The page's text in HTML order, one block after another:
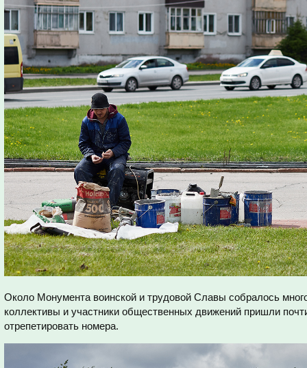
Около Монумента воинской и трудовой Славы собралось
коллективы и участники общественных движений пришли
отрепетировать номера.